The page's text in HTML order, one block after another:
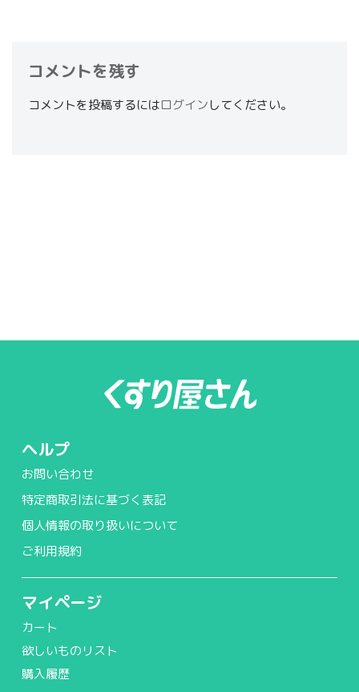
コメントを残す
コメントを投稿するにはログインしてください。
ヘルプ
お問い合わせ
特定商取引法に基づく表記
個人情報の取り扱いについて
ご利用規約
マイページ
カート
欲しいものリスト
購入履歴